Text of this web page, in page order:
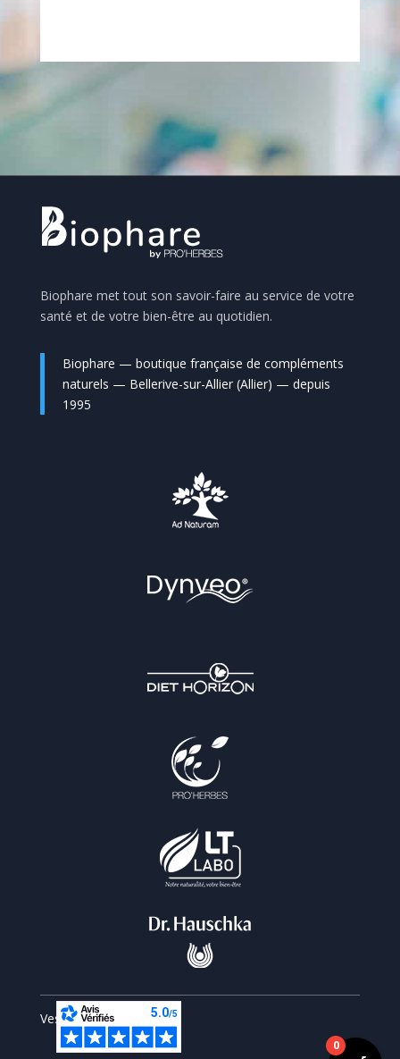
Biophare met tout son savoir-faire au service de votre
santé et de votre bien-être au quotidien.
Biophare — boutique française de compléments
naturels — Bellerive-sur-Allier (Allier) — depuis
1995
Vesperiart © 2026
0